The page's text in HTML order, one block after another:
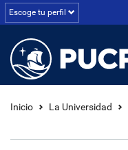
Escoge tu perfil
Inicio La Universidad